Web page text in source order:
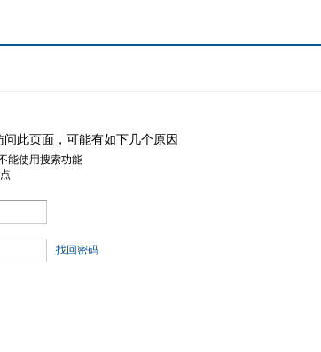
此页面，可能有如下几个原因
能使用搜索功能
找回密码